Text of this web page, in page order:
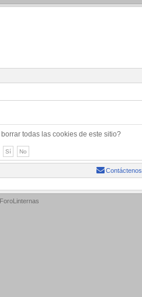
todas las cookies de este sitio?
Contáctenos